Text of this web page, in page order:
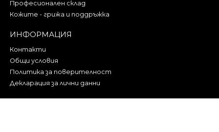
Професионален склад
Кожите - грижа и поддръжка
ИНФОРМАЦИЯ
Контакти
Общи условия
Политика за поверителност
Декларация за лични данни